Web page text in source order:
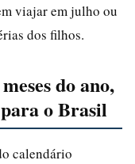
viajar em julho ou
dos filhos.
do ano,
o Brasil
calendário